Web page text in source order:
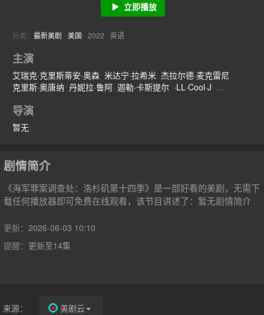
立即播放
分类： 最新美剧 美国 2022 英语
主演
艾瑞克·克里斯蒂安·奥森 米达宁·拉希米 杰拉尔德·麦克雷尼
克里斯·奥唐纳 丹妮拉·鲁阿 迦勒·卡斯提尔 ·LL·Cool·J
导演
暂无
剧情简介
《海军罪案调查处：洛杉矶第十四季》是一部好看的美剧，无需下
载任何播放器即可免费在线观看，该节目讲述了：暂无剧情简介
更新： 2026-06-03 10:10
提醒： 更新至14集
来源： 美剧云